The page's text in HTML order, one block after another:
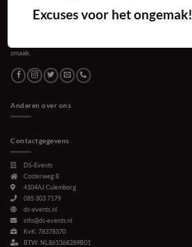
smaak.
Anderen over ons
Contactgegevens
DS-Events
Costerweg 8
4104AJ Culemborg
085 303 7179
ds-events.nl
info@ds-events.nl
KvK: 78378370
BTW: NL861368289B01
Excuses voor het ongemak!